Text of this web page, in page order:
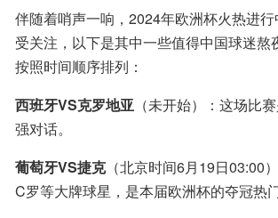
伴随着哨声一响，2024年欧洲杯火热进
受关注，以下是其中一些值得中国球迷熬
按照时间顺序排列：
西班牙VS克罗地亚 （未开始）：这场比
强对话。
葡萄牙VS捷克（北京时间6月19日03:00
C罗等大牌球星，是本届欧洲杯的夺冠热门